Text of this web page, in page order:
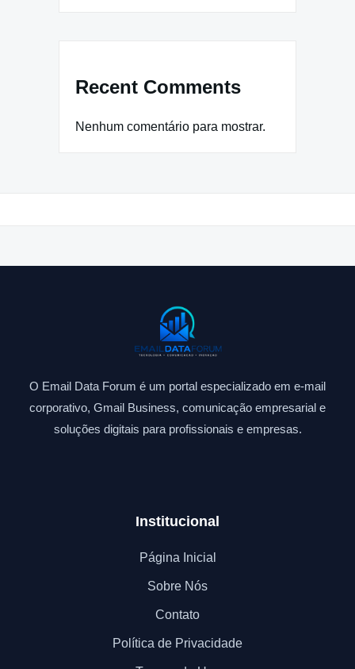
Recent Comments
Nenhum comentário para mostrar.
O Email Data Forum é um portal especializado em e-mail
corporativo, Gmail Business, comunicação empresarial e
soluções digitais para profissionais e empresas.
Institucional
Página Inicial
Sobre Nós
Contato
Política de Privacidade